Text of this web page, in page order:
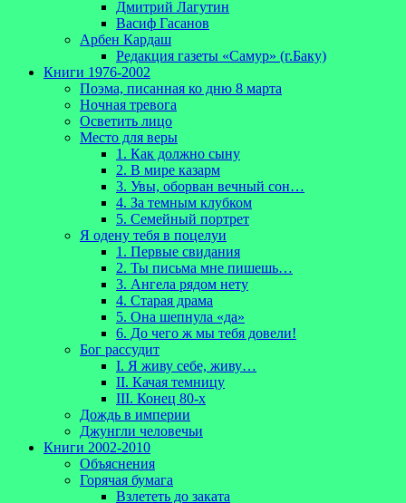
Дмитрий Лагутин
Васиф Гасанов
Арбен Кардаш
Редакция газеты «Самур» (г.Баку)
Книги 1976-2002
Поэма, писанная ко дню 8 марта
Ночная тревога
Осветить лицо
Место для веры
1. Как должно сыну
2. В мире казарм
3. Увы, оборван вечный сон…
4. За темным клубком
5. Семейный портрет
Я одену тебя в поцелуи
1. Первые свидания
2. Ты письма мне пишешь…
3. Ангела рядом нету
4. Старая драма
5. Она шепнула «да»
6. До чего ж мы тебя довели!
Бог рассудит
I. Я живу себе, живу…
II. Качая темницу
III. Конец 80-х
Дождь в империи
Джунгли человечьи
Книги 2002-2010
Объяснения
Горячая бумага
Взлететь до заката